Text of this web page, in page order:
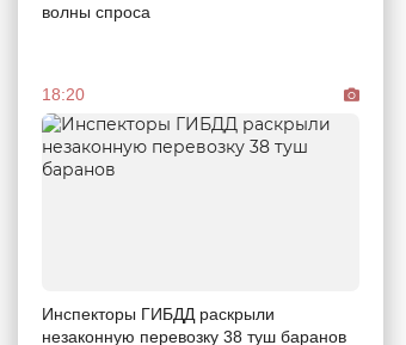
волны спроса
18:20
Инспекторы ГИБДД раскрыли
незаконную перевозку 38 туш баранов